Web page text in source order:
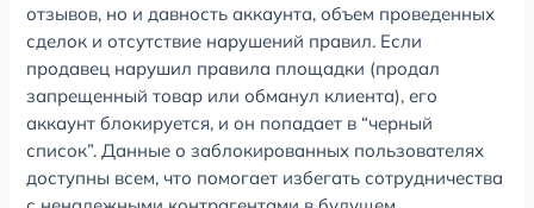
отзывов, но и давность аккаунта, объем проведенных
сделок и отсутствие нарушений правил. Если
продавец нарушил правила площадки (продал
запрещенный товар или обманул клиента), его
аккаунт блокируется, и он попадает в “черный
список”. Данные о заблокированных пользователях
доступны всем, что помогает избегать сотрудничества